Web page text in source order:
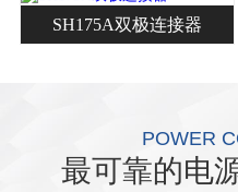
SH175A双极连接器
POWER
最可靠的电